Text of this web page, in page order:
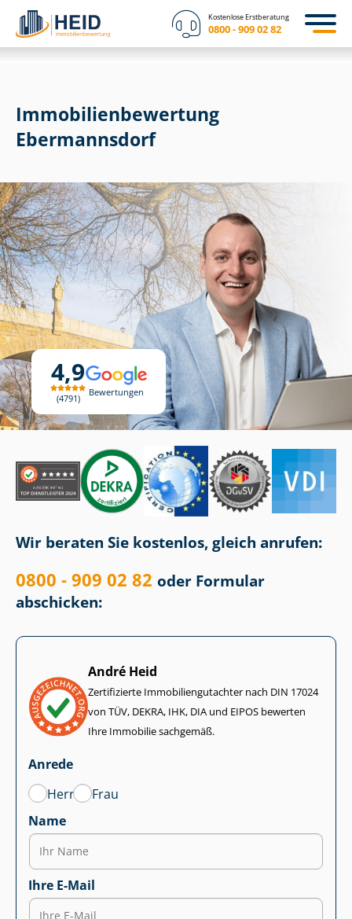
Kostenlose Erstberatung
0800 - 909 02 82
4,9
4791
Bewertungen
Immobilien­bewertung
Ebermannsdorf
Wir beraten Sie kostenlos, gleich anrufen:
0800 - 909 02 82 oder Formular
abschicken:
André Heid
Zertifizierte Im­mo­bi­li­en­gut­ach­ter nach DIN 17024
von TÜV, DEKRA, IHK, DIA und EIPOS bewerten
Ihre Immobilie sachgemäß.
Anrede
Herr
Frau
Name
Ihre E-Mail